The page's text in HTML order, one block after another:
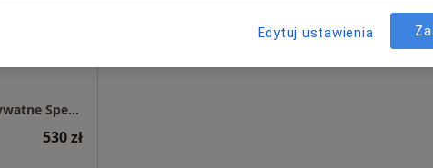
Centrum Medyczne Chodźki - NOWE Prywatne Specjalistyczne Gabinety Lekarskie
530 zł
Umawianie online nie jest dostępne
Edytuj ustawienia